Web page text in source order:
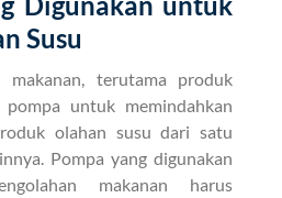
Susu
makanan, terutama produk
pompa untuk memindahkan
olahan susu dari satu
Pompa yang digunakan
makanan harus